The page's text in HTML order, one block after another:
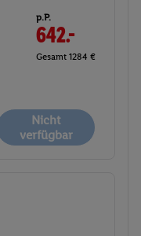
p.P.
642.-
Gesamt 1284 €
Nicht
verfügbar